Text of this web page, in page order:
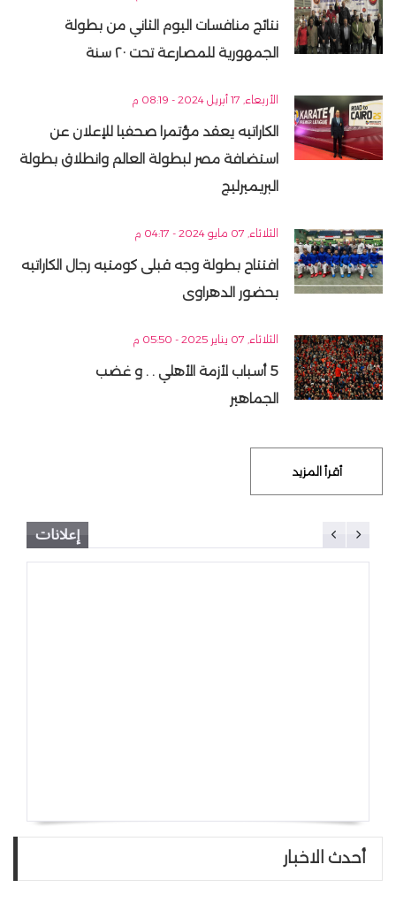
نتائج منافسات اليوم الثاني من بطولة
الجمهورية للمصارعة تحت ٢٠ سنة
الأربعاء, 17 أبريل 2024 - 08:19 م
الكاراتيه يعقد مؤتمرا صحفيا للإعلان عن
استضافة مصر لبطولة العالم وانطلاق بطولة
البريميرليج
الثلاثاء, 07 مايو 2024 - 04:17 م
افتتاح بطولة وجه قبلى كومتيه رجال الكاراتيه
بحضور الدهراوى
الثلاثاء, 07 يناير 2025 - 05:50 م
5 أسباب لأزمة الأهلي . . و غضب
الجماهير
أقرأ المزيد
إعلانات
أحدث الاخبار